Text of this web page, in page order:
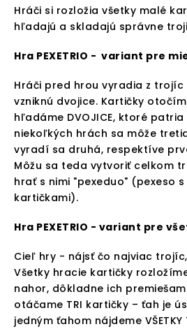
Hráči si rozložia všetky malé
hľadajú a skladajú správne
Hra PEXETRIO - variant pre
Hráči pred hrou vyradia z
vzniknú dvojice. Kartičky
hľadáme DVOJICE, ktoré patria
niekoľkých hrách sa môže
vyradí sa druhá, respektíve
Môžu sa teda vytvoriť celkom
hrať s nimi "pexeduo" (pexeso
kartičkami).
Hra PEXETRIO - variant pre
Cieľ hry - nájsť čo najviac
Všetky hracie kartičky
nahor, dôkladne ich
otáčame TRI kartičky – ťah je
jedným ťahom nájdeme VŠETKY